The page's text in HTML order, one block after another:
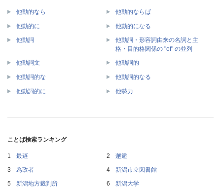
他動的なら 他動的ならば
他動的に 他動的になる
他動詞
他動詞・形容詞由来の名詞と主
格・目的格関係の "of" の並列
他動詞文 他動詞的
他動詞的な 他動詞的なる
他動詞的に 他勢力
ことば検索ランキング
最遅
邂逅
為政者
新潟市立図書館
新潟地方裁判所
新潟大学